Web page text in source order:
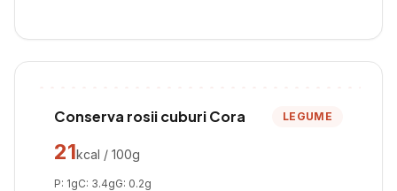
Conserva rosii cuburi Cora LEGUME
21kcal / 100g
P: 1gC: 3.4gG: 0.2g